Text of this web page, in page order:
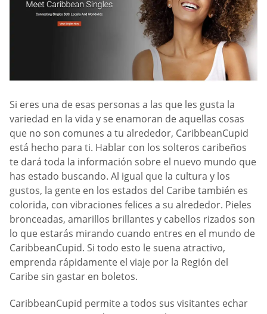
Si eres una de esas personas a las que les gusta la
variedad en la vida y se enamoran de aquellas cosas
que no son comunes a tu alrededor, CaribbeanCupid
está hecho para ti. Hablar con los solteros caribeños
te dará toda la información sobre el nuevo mundo que
has estado buscando. Al igual que la cultura y los
gustos, la gente en los estados del Caribe también es
colorida, con vibraciones felices a su alrededor. Pieles
bronceadas, amarillos brillantes y cabellos rizados son
lo que estarás mirando cuando entres en el mundo de
CaribbeanCupid. Si todo esto le suena atractivo,
emprenda rápidamente el viaje por la Región del
Caribe sin gastar en boletos.
CaribbeanCupid permite a todos sus visitantes echar